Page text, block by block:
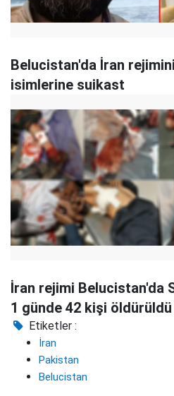
Belucistan'da İran
isimlerine suikast
İran rejimi Belucistan'da
1 günde 42 kişi öldürüldü
Etiketler :
İran
Pakistan
Belucistan